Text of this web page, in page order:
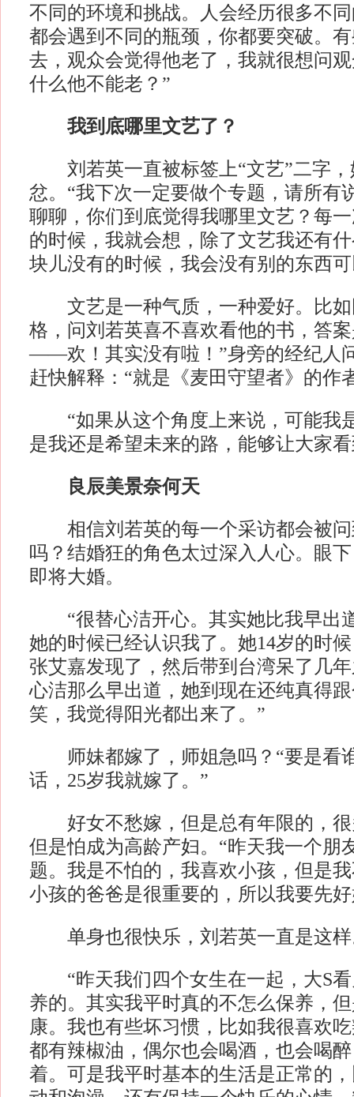
不同的环境和挑战。人会经历很多不
都会遇到不同的瓶颈，你都要突破。
去，观众会觉得他老了，我就很想问
什么他不能老？”
我到底哪里文艺了？
刘若英一直被标签上“文艺”二字，
忿。“我下次一定要做个专题，请所有
聊聊，你们到底觉得我哪里文艺？每
的时候，我就会想，除了文艺我还有
块儿没有的时候，我会没有别的东西
文艺是一种气质，一种爱好。比如
格，问刘若英喜不喜欢看他的书，答
——欢！其实没有啦！”身旁的经纪人
赶快解释：“就是《麦田守望者》的作
“如果从这个角度上来说，可能我
是我还是希望未来的路，能够让大家
良辰美景奈何天
相信刘若英的每一个采访都会被问
吗？结婚狂的角色太过深入人心。眼
即将大婚。
“很替心洁开心。其实她比我早出
她的时候已经认识我了。她14岁的时
张艾嘉发现了，然后带到台湾呆了几
心洁那么早出道，她到现在还纯真得
笑，我觉得阳光都出来了。”
师妹都嫁了，师姐急吗？“要是看
话，25岁我就嫁了。”
好女不愁嫁，但是总有年限的，很
但是怕成为高龄产妇。“昨天我一个朋
题。我是不怕的，我喜欢小孩，但是
小孩的爸爸是很重要的，所以我要先
单身也很快乐，刘若英一直是这样
“昨天我们四个女生在一起，大S看
养的。其实我平时真的不怎么保养，
康。我也有些坏习惯，比如我很喜欢
都有辣椒油，偶尔也会喝酒，也会喝
着。可是我平时基本的生活是正常的